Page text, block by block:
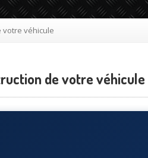
votre véhicule
de votre véhicule